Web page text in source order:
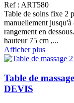
Ref : ART580
Table de soins fixe 2
manuellement jusqu'à
rangement en
hauteur 75 cm ,...
Afficher plus
Table de
DEVIS